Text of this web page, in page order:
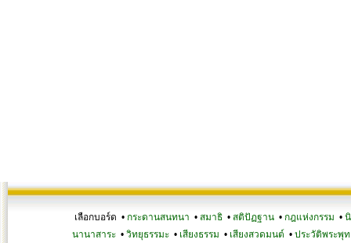
เลือกบอร์ด • กระดานสนทนา • สมาธิ • สติปัฏฐาน • กฎแห่งกรรม •
นานาสาระ• วิทยุธรรมะ• เสียงธรรม • เสียงสวดมนต์ • ประวัติพระพุท